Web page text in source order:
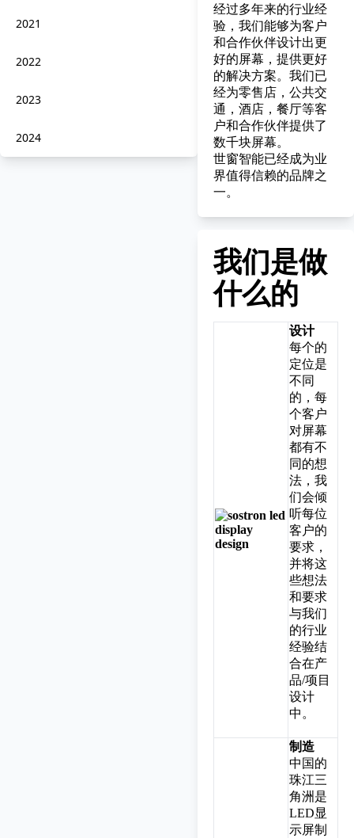
2021
2022
2023
2024
经过多年来的行业经
验，我们能够为客户
和合作伙伴设计出更
好的屏幕，提供更好
的解决方案。我们已
经为零售店，公共交
通，酒店，餐厅等客
户和合作伙伴提供了
数千块屏幕。
世窗智能已经成为业
界值得信赖的品牌之
一。
我们是做
什么的
设计
每个的
定位是
不同
的，每
个客户
对屏幕
都有不
同的想
法，我
们会倾
听每位
客户的
要求，
并将这
些想法
和要求
与我们
的行业
经验结
合在产
品/项目
设计
中。
制造
中国的
珠江三
角洲是
LED显
示屏制